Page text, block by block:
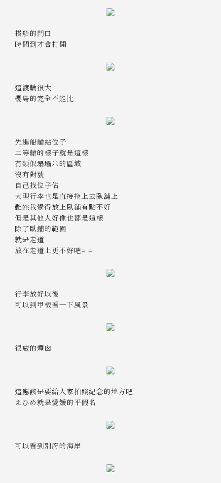
搭船的門口
時間到才會打開
這渡輪很大
櫻島的完全不能比
先進船艙站位子
二等艙的樣子就是這樣
有類似塌塌米的區域
沒有對號
自己找位子佔
大型行李也是直接拖上去臥舖上
雖然我覺得放上臥鋪有點不好
但是其他人好像也都是這樣
除了臥鋪的範圍
就是走道
放在走道上更不好吧= =
行李放好以後
可以到甲板看一下風景
很威的煙囪
這應該是要給人家拍照紀念的地方吧
えひめ就是愛媛的平假名
可以看到別府的海岸